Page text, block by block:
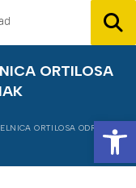
ORTILOSA
ORTILOSA ODRŽALI